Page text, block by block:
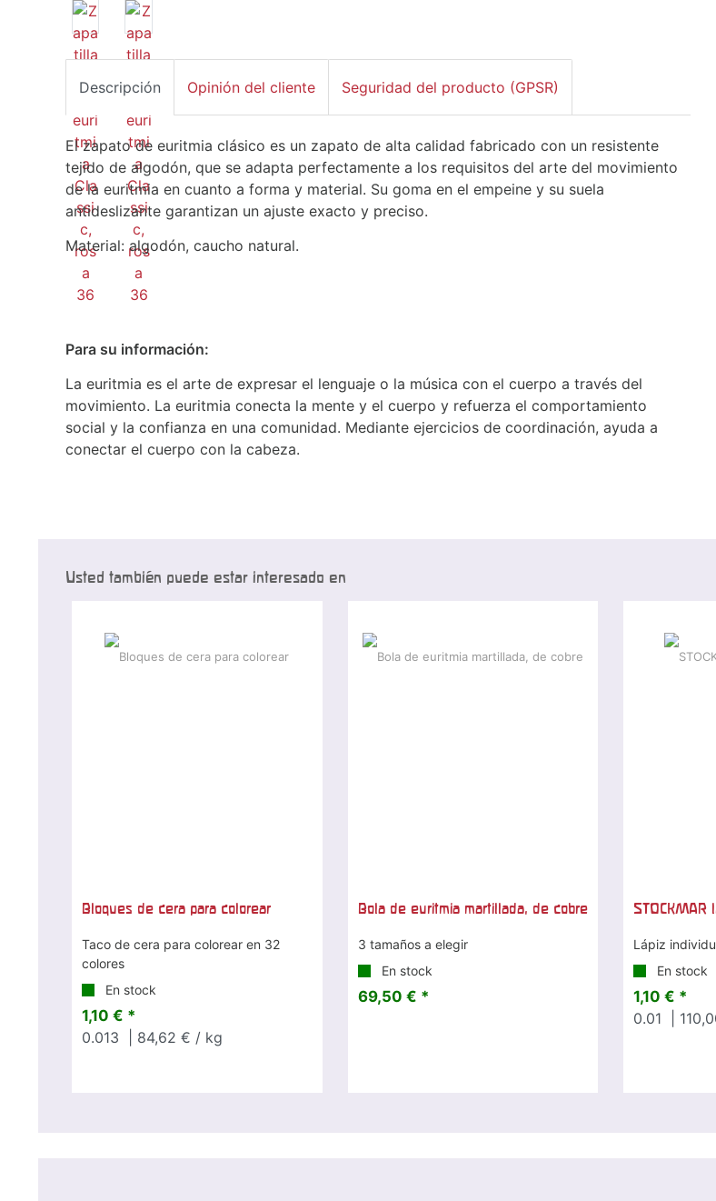
Descripción Opinión del cliente Seguridad del producto (GPSR)
El zapato de euritmia clásico es un zapato de alta calidad fabricado con un resistente
tejido de algodón, que se adapta perfectamente a los requisitos del arte del movimiento
de la euritmia en cuanto a forma y material. Su goma en el empeine y su suela
antideslizante garantizan un ajuste exacto y preciso.
Material: algodón, caucho natural.
Para su información:
La euritmia es el arte de expresar el lenguaje o la música con el cuerpo a través del
movimiento. La euritmia conecta la mente y el cuerpo y refuerza el comportamiento
social y la confianza en una comunidad. Mediante ejercicios de coordinación, ayuda a
conectar el cuerpo con la cabeza.
Usted también puede estar interesado en
Bloques de cera para colorear
Taco de cera para colorear en 32
colores
En stock
1,10 € *
0.013
| 84,62 € / kg
Bola de euritmia martillada, de cobre
3 tamaños a elegir
En stock
69,50 € *
Lápiz
En stock
1,10 € *
0.01
|